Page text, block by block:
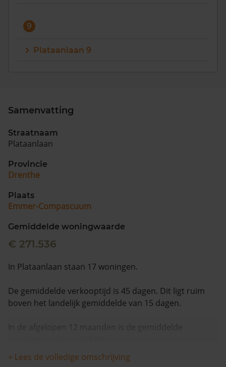
9
Plataanlaan 9
Samenvatting
Straatnaam
Plataanlaan
Provincie
Drenthe
Plaats
Emmer-Compascuum
Gemiddelde woningwaarde
€ 271.536
In Plataanlaan staan 17 woningen.
De gemiddelde verkooptijd is 45 dagen. Dit ligt ruim
boven het landelijk gemiddelde van 15 dagen.
In de afgelopen 12 maanden is de gemiddelde
+ Lees de volledige omschrijving